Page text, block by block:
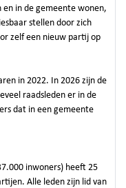
in de gemeente wonen,
stellen door zich
zelf een nieuw partij op
in 2022. In 2026 zijn de
raadsleden er in de
dat in een gemeente
inwoners) heeft 25
Alle leden zijn lid van